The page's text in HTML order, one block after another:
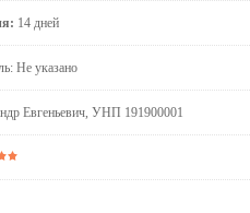
14 дней
Не указано
Евгеньевич, УНП 191900001